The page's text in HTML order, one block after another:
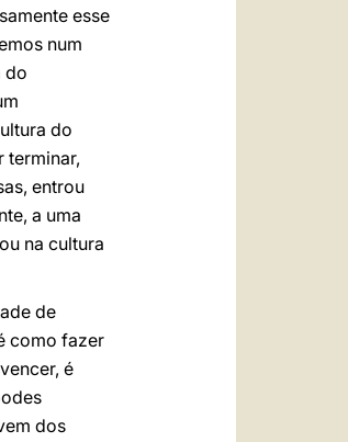
esse
num
do
do
terminar,
entrou
a uma
na cultura
de
como fazer
é
dos